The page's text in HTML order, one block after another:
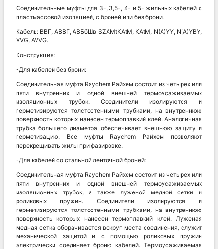
Соединительные муфты для 3-, 3,5-, 4- и 5- жильных кабелей с
пластмассовой изоляцией, с броней или без брони.
Кабель: ВВГ, АВВГ, АВБбШв SZAMtKAtM, KAtM, N(A)YY, N(A)YBY,
VVG, AVVG.
Конструкция:
-Для кабелей без брони:
Соединительная муфта Raychem Райхем состоит из четырех или
пяти внутренних и одной внешней термоусаживаемых
изоляционных трубок. Соединители изолируются и
герметизируются толстостенными трубками, на внутреннюю
поверхность которых нанесен термоплавкий клей. Аналогичная
трубка большего диаметра обеспечивает внешнюю защиту и
герметизацию. Все муфты Raychem Райхем позволяют
перекрещивать жилы при фазировке.
-Для кабелей со стальной ленточной броней:
Соединительная муфта Raychem Райхем состоит из четырех или
пяти внутренних и одной внешней термоусаживаемых
изоляционных трубок, а также луженой медной сетки и
роликовых пружин. Соединители изолируются и
герметизируются толстостенными трубками, на внутреннюю
поверхность которых нанесен термоплавкий клей. Луженая
медная сетка оборачивается вокруг места соединения, служит
механической защитой и с помощью роликовых пружин
электрически соединяет броню кабелей. Термоусаживаемая